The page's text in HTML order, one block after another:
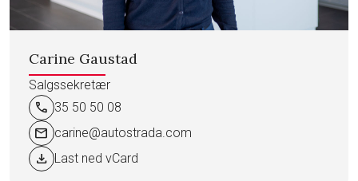
Carine Gaustad
Salgssekretær
call 35 50 50 08
mail carine@autostrada.com
download Last ned vCard